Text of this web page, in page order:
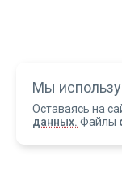
Мы
Оставаясь на
данных. Файлы